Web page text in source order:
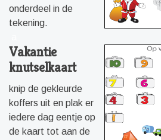
onderdeel in de
tekening.
Vakantie
knutselkaart
knip de gekleurde
koffers uit en plak er
iedere dag eentje op
de kaart tot aan de